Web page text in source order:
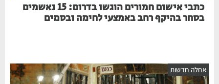
כתבי אישום חמורים הוגשו בדרום: 15 נאשמים
בסחר בהיקף רחב באמצעי לחימה ובסמים
חדשות